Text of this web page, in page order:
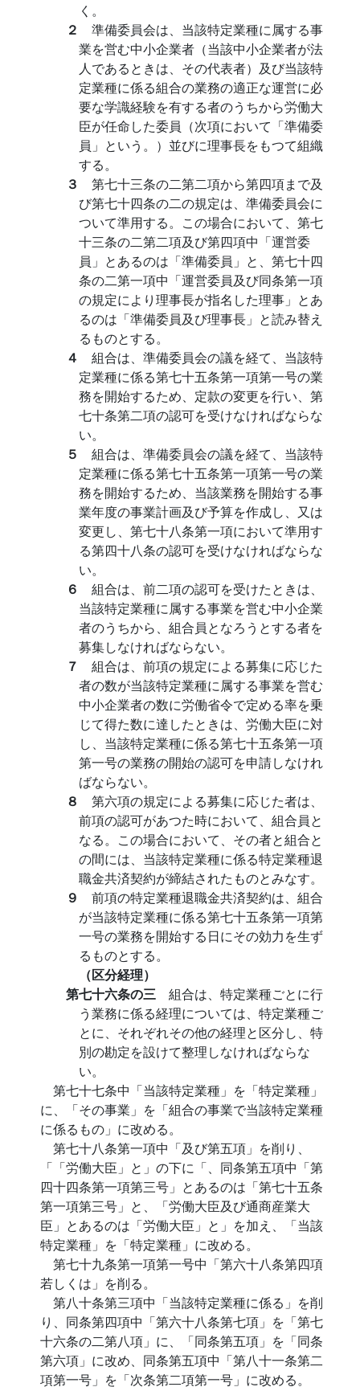
く。
２ 準備委員会は、当該特定業種に属する事
業を営む中小企業者（当該中小企業者が法
人であるときは、その代表者）及び当該特
定業種に係る組合の業務の適正な運営に必
要な学識経験を有する者のうちから労働大
臣が任命した委員（次項において「準備委
員」という。）並びに理事長をもつて組織
する。
３ 第七十三条の二第二項から第四項まで及
び第七十四条の二の規定は、準備委員会に
ついて準用する。この場合において、第七
十三条の二第二項及び第四項中「運営委
員」とあるのは「準備委員」と、第七十四
条の二第一項中「運営委員及び同条第一項
の規定により理事長が指名した理事」とあ
るのは「準備委員及び理事長」と読み替え
るものとする。
４ 組合は、準備委員会の議を経て、当該特
定業種に係る第七十五条第一項第一号の業
務を開始するため、定款の変更を行い、第
七十条第二項の認可を受けなければならな
い。
５ 組合は、準備委員会の議を経て、当該特
定業種に係る第七十五条第一項第一号の業
務を開始するため、当該業務を開始する事
業年度の事業計画及び予算を作成し、又は
変更し、第七十八条第一項において準用す
る第四十八条の認可を受けなければならな
い。
６ 組合は、前二項の認可を受けたときは、
当該特定業種に属する事業を営む中小企業
者のうちから、組合員となろうとする者を
募集しなければならない。
７ 組合は、前項の規定による募集に応じた
者の数が当該特定業種に属する事業を営む
中小企業者の数に労働省令で定める率を乗
じて得た数に達したときは、労働大臣に対
し、当該特定業種に係る第七十五条第一項
第一号の業務の開始の認可を申請しなけれ
ばならない。
８ 第六項の規定による募集に応じた者は、
前項の認可があつた時において、組合員と
なる。この場合において、その者と組合と
の間には、当該特定業種に係る特定業種退
職金共済契約が締結されたものとみなす。
９ 前項の特定業種退職金共済契約は、組合
が当該特定業種に係る第七十五条第一項第
一号の業務を開始する日にその効力を生ず
るものとする。
（区分経理）
第七十六条の三 組合は、特定業種ごとに行
う業務に係る経理については、特定業種ご
とに、それぞれその他の経理と区分し、特
別の勘定を設けて整理しなければならな
い。
第七十七条中「当該特定業種」を「特定業種」
に、「その事業」を「組合の事業で当該特定業種
に係るもの」に改める。
第七十八条第一項中「及び第五項」を削り、
「「労働大臣」と」の下に「、同条第五項中「第
四十四条第一項第三号」とあるのは「第七十五条
第一項第三号」と、「労働大臣及び通商産業大
臣」とあるのは「労働大臣」と」を加え、「当該
特定業種」を「特定業種」に改める。
第七十九条第一項第一号中「第六十八条第四項
若しくは」を削る。
第八十条第三項中「当該特定業種に係る」を削
り、同条第四項中「第六十八条第七項」を「第七
十六条の二第八項」に、「同条第五項」を「同条
第六項」に改め、同条第五項中「第八十一条第二
項第一号」を「次条第二項第一号」に改める。